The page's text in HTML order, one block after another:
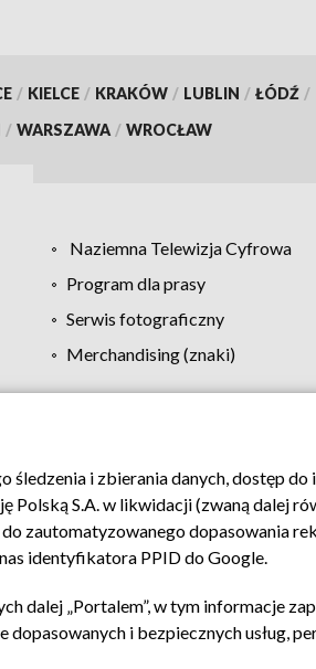
/ KIELCE / KRAKÓW / LUBLIN / ŁÓDŹ /
/ WARSZAWA / WROCŁAW
Naziemna Telewizja Cyfrowa
Program dla prasy
Serwis fotograficzny
Merchandising (znaki)
Biuro reklamy Kontakt
i zbierania danych, dostęp
S.A. w likwidacji (zwaną dalej
zautomatyzowanego dopasowania
identyfikatora PPID do Google.
dalej „Portalem”, w tym informacje
i bezpiecznych usług,